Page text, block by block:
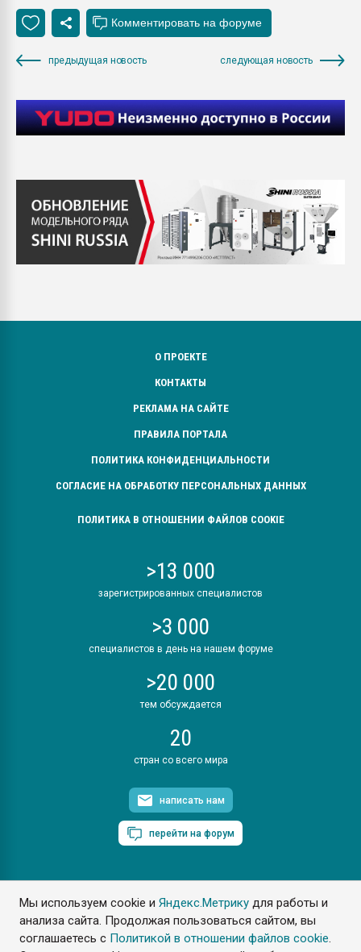
Мы используем cookie иЯндекс.Метрику для работы и
анализа сайта. Продолжая пользоваться сайтом, вы
соглашаетесь с Политикой в отношении файлов cookie.
предыдущая новость следующая новость
О ПРОЕКТЕ
КОНТАКТЫ
РЕКЛАМА НА САЙТЕ
ПРАВИЛА ПОРТАЛА
ПОЛИТИКА КОНФИДЕНЦИАЛЬНОСТИ
СОГЛАСИЕ НА ОБРАБОТКУ ПЕРСОНАЛЬНЫХ ДАННЫХ
ПОЛИТИКА В ОТНОШЕНИИ ФАЙЛОВ COOKIE
>13 000
зарегистрированных специалистов
>3 000
специалистов в день на нашем форуме
>20 000
тем обсуждается
20
стран со всего мира
написать нам
перейти на форум
ПластЭксперт © 2006. Все права защищены
Разрешается копирование материалов сайта с обязательной
ссылкой на www.e-plastic.ru